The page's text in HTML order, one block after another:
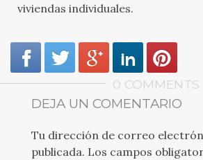
viviendas individuales.
0 COMMENTS
DEJA UN COMENTARIO
Tu dirección de correo
publicada. Los campos